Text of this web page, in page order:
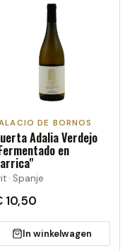
DE BORNOS
Adalia Verdejo
en
· Spanje
10,50
In winkelwagen